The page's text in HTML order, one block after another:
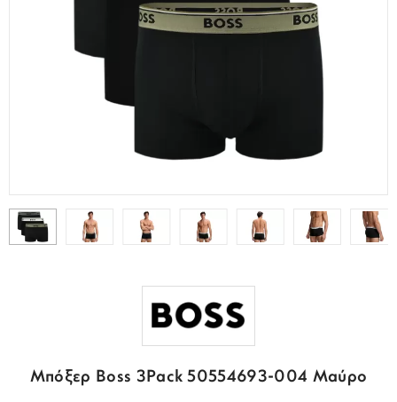
Μπόξερ Boss 3Pack 50554693-004 Μαύρο